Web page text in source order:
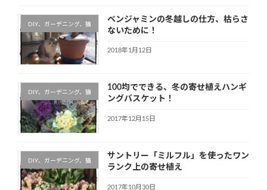
DIY、ガーデニング、猫
ベンジャミンの冬越しの仕方、枯らさ
ないために！
2018年1月12日
DIY、ガーデニング、猫
100均でできる、冬の寄せ植えハンギ
ングバスケット！
2017年12月15日
DIY、ガーデニング、猫
サントリー「ミルフル」を使ったワン
ランク上の寄せ植え
2017年10月30日